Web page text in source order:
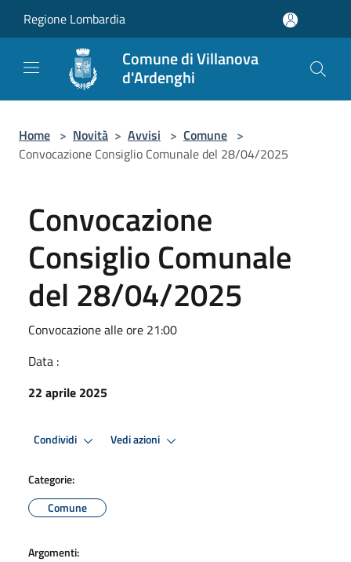
Regione Lombardia
Comune di Villanova
d'Ardenghi
Home > Novità > Avvisi > Comune >
Convocazione Consiglio Comunale del 28/04/2025
Convocazione
Consiglio Comunale
del 28/04/2025
Convocazione alle ore 21:00
Data :
22 aprile 2025
Condividi Vedi azioni
Categorie:
Comune
Argomenti: